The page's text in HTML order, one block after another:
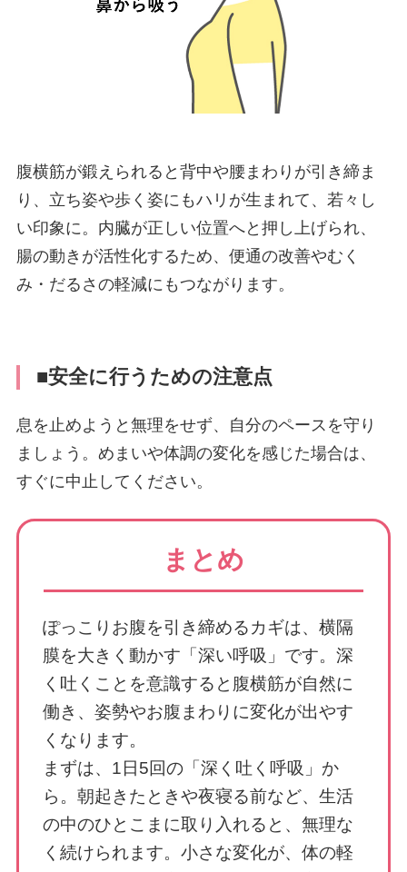
腹横筋が鍛えられると背中や腰まわりが引き締ま
り、立ち姿や歩く姿にもハリが生まれて、若々し
い印象に。内臓が正しい位置へと押し上げられ、
腸の動きが活性化するため、便通の改善やむく
み・だるさの軽減にもつながります。
■安全に行うための注意点
息を止めようと無理をせず、自分のペースを守り
ましょう。めまいや体調の変化を感じた場合は、
すぐに中止してください。
まとめ
ぽっこりお腹を引き締めるカギは、横隔
膜を大きく動かす「深い呼吸」です。深
く吐くことを意識すると腹横筋が自然に
働き、姿勢やお腹まわりに変化が出やす
くなります。
まずは、1日5回の「深く吐く呼吸」か
ら。朝起きたときや夜寝る前など、生活
の中のひとこまに取り入れると、無理な
く続けられます。小さな変化が、体の軽